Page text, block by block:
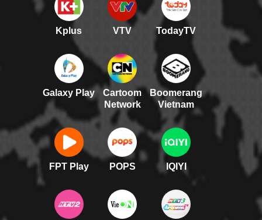
Kplus VTV TodayTV
Galaxy Play
Cartoom
Network
Boomerang
Vietnam
FPT Play POPS IQIYI